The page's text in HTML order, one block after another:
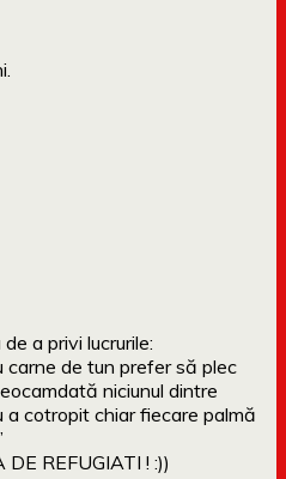
a privi lucrurile:
carne de tun prefer să plec
niciunul dintre
a cotropit chiar fiecare palmă
REFUGIATI ! :))